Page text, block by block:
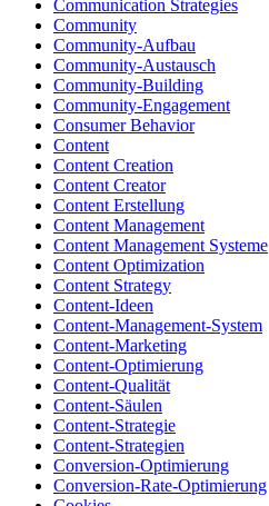
Communication Strategies
Community
Community-Aufbau
Community-Austausch
Community-Building
Community-Engagement
Consumer Behavior
Content
Content Creation
Content Creator
Content Erstellung
Content Management
Content Management Systeme
Content Optimization
Content Strategy
Content-Ideen
Content-Management-System
Content-Marketing
Content-Optimierung
Content-Qualität
Content-Säulen
Content-Strategie
Content-Strategien
Conversion-Optimierung
Conversion-Rate-Optimierung